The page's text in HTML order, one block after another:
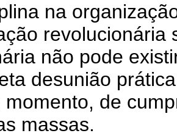
na
revolucionária
não pode
desunião
de
massas.